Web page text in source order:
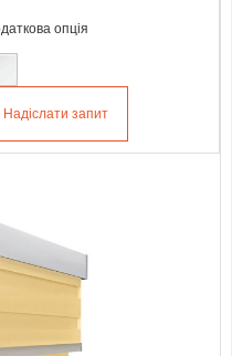
опція
Надіслати запит